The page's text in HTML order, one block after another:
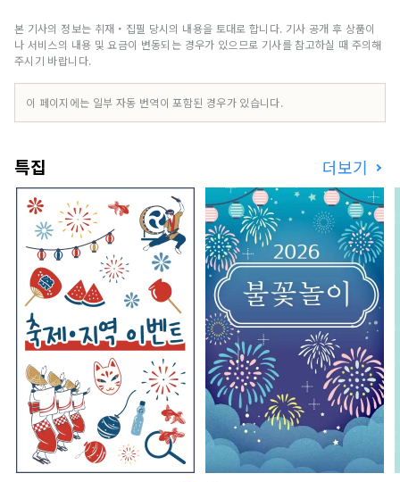
기분을 곳곳에 느낄 수 있습니다.
본 기사의 정보는 취재・집필 당시의 내용을 토대로 합니다. 기사 공개 후 상품이
나 서비스의 내용 및 요금이 변동되는 경우가 있으므로 기사를 참고하실 때 주의해
주시기 바랍니다.
이 페이지에는 일부 자동 번역이 포함된 경우가 있습니다.
특집 더보기